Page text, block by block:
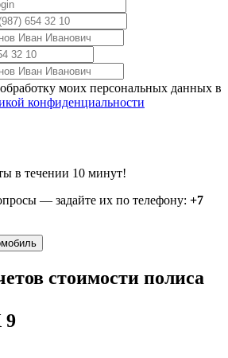
моих персональных данных в
конфиденциальности
в течении 10 минут!
— задайте их по телефону: +7
стоимости полиса
9